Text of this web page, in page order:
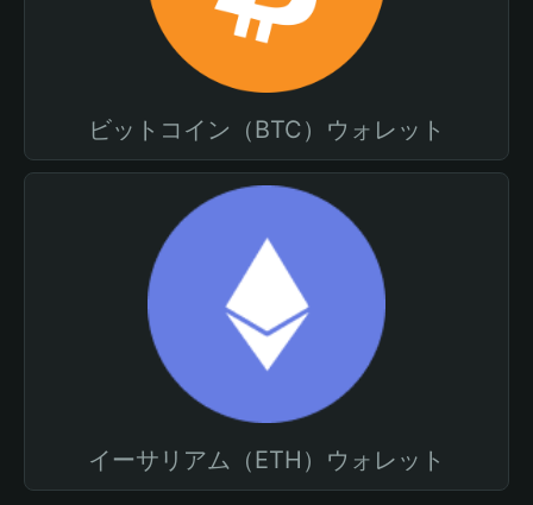
ビットコイン（BTC）ウォレット
イーサリアム（ETH）ウォレット